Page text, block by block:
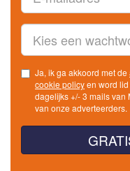
Ja, ik ga akkoord met de
cookie policy
dagelijks +/- 3 mails van MailBeurs met commerciële aanbiedingen
van onze adverteerders.